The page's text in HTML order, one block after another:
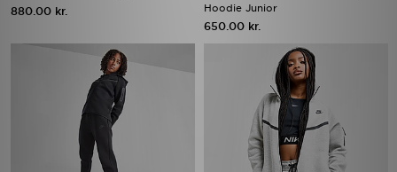
880.00 kr.
Hoodie Junior
650.00 kr.